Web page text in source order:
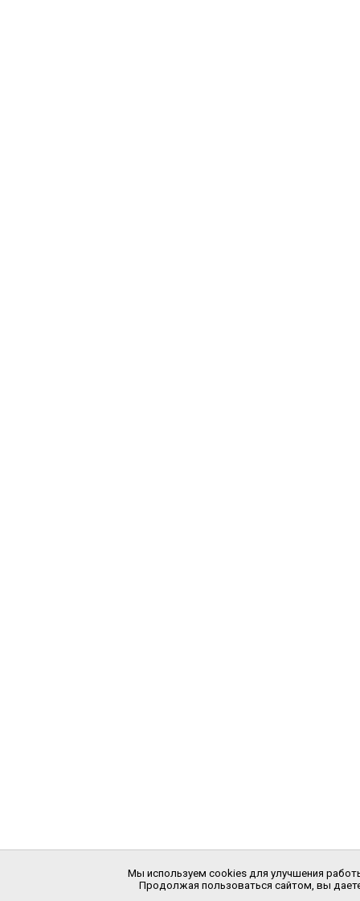
Мы используем cookies для улучшения
Продолжая пользоваться сайтом, вы